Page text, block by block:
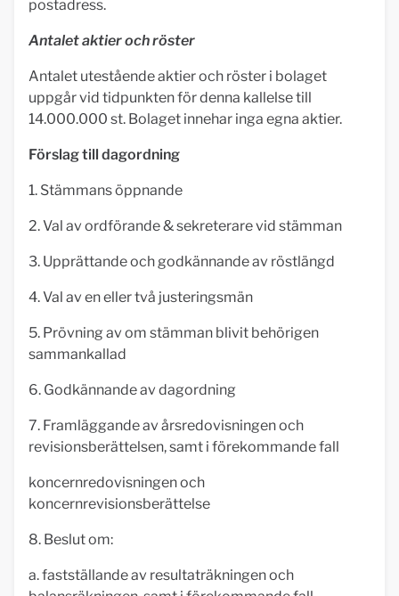
postadress.
Antalet aktier och röster
Antalet utestående aktier och röster i bolaget
uppgår vid tidpunkten för denna kallelse till
14.000.000 st. Bolaget innehar inga egna aktier.
Förslag till dagordning
1. Stämmans öppnande
2. Val av ordförande & sekreterare vid stämman
3. Upprättande och godkännande av röstlängd
4. Val av en eller två justeringsmän
5. Prövning av om stämman blivit behörigen
sammankallad
6. Godkännande av dagordning
7. Framläggande av årsredovisningen och
revisionsberättelsen, samt i förekommande fall
koncernredovisningen och
koncernrevisionsberättelse
8. Beslut om:
a. fastställande av resultaträkningen och